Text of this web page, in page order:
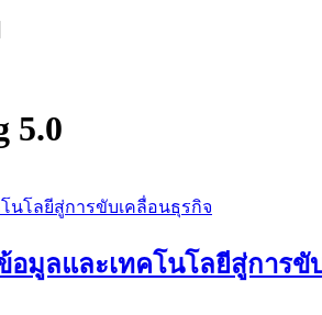
5.0
อมูลและเทคโนโลยีสู่การขั